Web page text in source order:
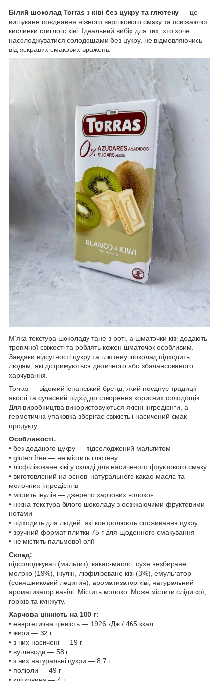
Білий шоколад Torras з ківі без цукру та глютену — це
вишукане поєднання ніжного вершкового смаку та освіжаючої
кислинки стиглого ківі. Ідеальний вибір для тих, хто хоче
насолоджуватися солодощами без цукру, не відмовляючись
від яскравих смакових вражень.
М’яка текстура шоколаду тане в роті, а шматочки ківі додають
тропічної свіжості та роблять кожен шматочок особливим.
Завдяки відсутності цукру та глютену шоколад підходить
людям, які дотримуються дієтичного або збалансованого
харчування.
Torras — відомий іспанський бренд, який поєднує традиції
якості та сучасний підхід до створення корисних солодощів.
Для виробництва використовуються якісні інгредієнти, а
герметична упаковка зберігає свіжість і насичений смак
продукту.
Особливості:
• без доданого цукру — підсолоджений мальтитом
• gluten free — не містить глютену
• ліофілізоване ківі у складі для насиченого фруктового смаку
• виготовлений на основі натурального какао-масла та
молочних інгредієнтів
• містить інулін — джерело харчових волокон
• ніжна текстура білого шоколаду з освіжаючими фруктовими
нотами
• підходить для людей, які контролюють споживання цукру
• зручний формат плитки 75 г для щоденного смакування
• не містить пальмової олії
Склад:
підсолоджувач (мальтит), какао-масло, сухе незбиране
молоко (19%), інулін, ліофілізоване ківі (3%), емульгатор
(соняшниковий лецитин), ароматизатор ківі, натуральний
ароматизатор ванілі. Містить молоко. Може містити сліди сої,
горіхів та кунжуту.
Харчова цінність на 100 г:
• енергетична цінність — 1926 кДж / 465 ккал
• жири — 32 г
• з них насичені — 19 г
• вуглеводи — 58 г
• з них натуральні цукри — 8,7 г
• поліоли — 49 г